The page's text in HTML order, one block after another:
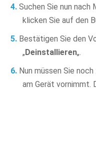
Suchen Sie nun
klicken Sie auf den
Bestätigen Sie den
„Deinstallieren„.
Nun müssen Sie
am Gerät vornimmt.